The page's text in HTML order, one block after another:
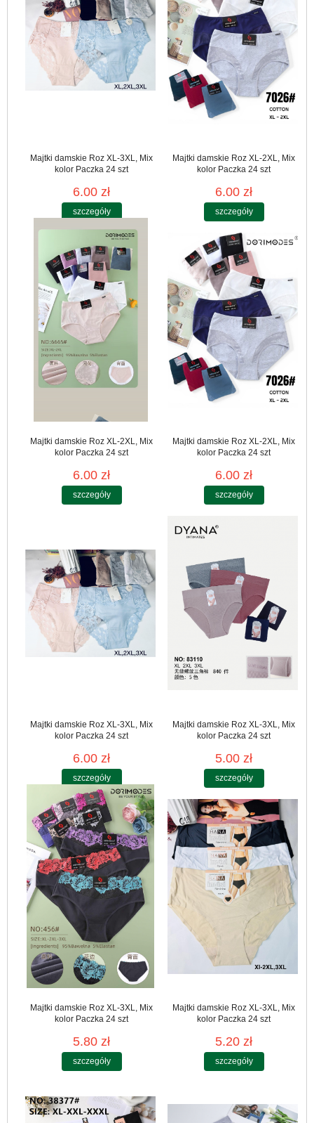
Majtki damskie Roz XL-3XL, Mix
kolor Paczka 24 szt
6.00 zł
szczegóły
Majtki damskie Roz XL-2XL, Mix
kolor Paczka 24 szt
6.00 zł
szczegóły
Majtki damskie Roz XL-2XL, Mix
kolor Paczka 24 szt
6.00 zł
szczegóły
Majtki damskie Roz XL-2XL, Mix
kolor Paczka 24 szt
6.00 zł
szczegóły
Majtki damskie Roz XL-3XL, Mix
kolor Paczka 24 szt
6.00 zł
szczegóły
Majtki damskie Roz XL-3XL, Mix
kolor Paczka 24 szt
5.00 zł
szczegóły
Majtki damskie Roz XL-3XL, Mix
kolor Paczka 24 szt
5.80 zł
szczegóły
Majtki damskie Roz XL-3XL, Mix
kolor Paczka 24 szt
5.20 zł
szczegóły